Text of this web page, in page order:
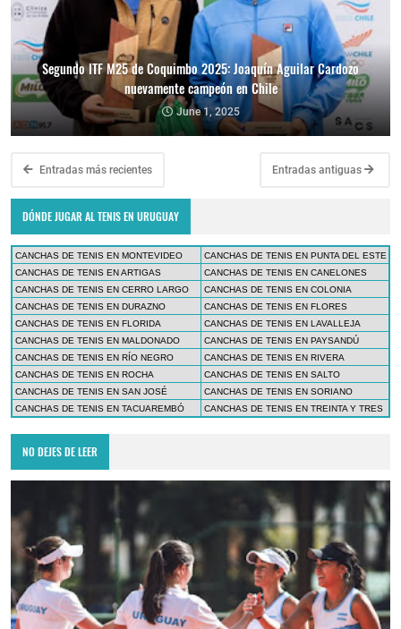
Segundo ITF M25 de Coquimbo 2025: Joaquín Aguilar Cardozo
nuevamente campeón en Chile
June 1, 2025
Entradas más recientes Entradas antiguas
DÓNDE JUGAR AL TENIS EN URUGUAY
CANCHAS DE TENIS EN MONTEVIDEO
CANCHAS DE TENIS EN PUNTA DEL ESTE
CANCHAS DE TENIS EN ARTIGAS
CANCHAS DE TENIS EN CANELONES
CANCHAS DE TENIS EN CERRO LARGO
CANCHAS DE TENIS EN COLONIA
CANCHAS DE TENIS EN DURAZNO
CANCHAS DE TENIS EN FLORES
CANCHAS DE TENIS EN FLORIDA
CANCHAS DE TENIS EN LAVALLEJA
CANCHAS DE TENIS EN MALDONADO
CANCHAS DE TENIS EN PAYSANDÚ
CANCHAS DE TENIS EN RÍO NEGRO
CANCHAS DE TENIS EN RIVERA
CANCHAS DE TENIS EN ROCHA
CANCHAS DE TENIS EN SALTO
CANCHAS DE TENIS EN SAN JOSÉ
CANCHAS DE TENIS EN SORIANO
CANCHAS DE TENIS EN TACUAREMBÓ
CANCHAS DE TENIS EN TREINTA Y TRES
NO DEJES DE LEER